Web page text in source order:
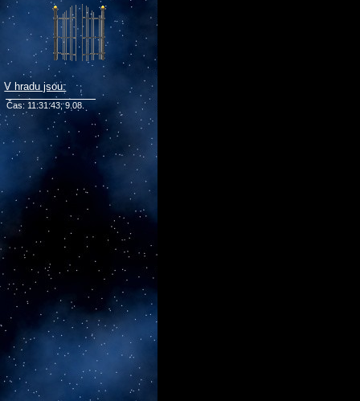
V hradu jsou:
Čas: 11:31:43; 9.08.